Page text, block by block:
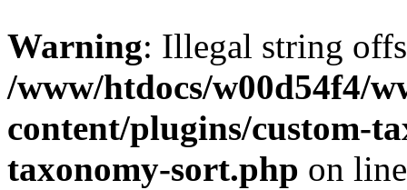
Warning: Illegal string
/www/htdocs/w00d54f4/
content/plugins/custom-
taxonomy-sort.php on